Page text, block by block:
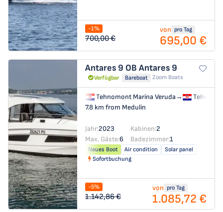
-1%
700,00 €
von pro Tag
695,00 €
Antares 9 OB Antares 9
Verfügbar Bareboat Zoom Boats
Tehnomont Marina Veruda→
7.8 km from Medulin
Jahr:2023 Kabinen:2
Max. Gäste:6 Badezimmer:1
Neues Boot Air condition
Solar panel
Sofortbuchung
-5%
1.142,86 €
von pro Tag
1.085,72 €